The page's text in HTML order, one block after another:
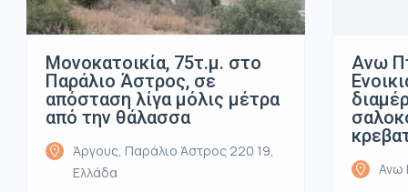
Μονοκατοικία, 75τ.μ. στο
Παράλιο Άστρος, σε
απόσταση λίγα μόλις μέτρα
από την θάλασσα
Άργους, Παράλιο Άστρος 220 19,
Ελλάδα
Ανω
Ανω